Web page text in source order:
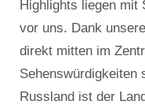
Highlights liegen mit
vor uns. Dank
direkt mitten im
Sehenswürdigkeiten
Russland ist der